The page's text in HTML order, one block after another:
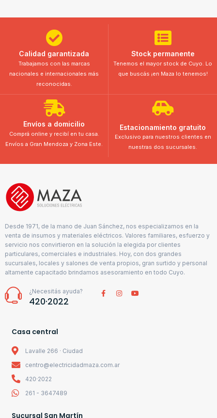
Calidad garantizada
Trabajamos con las marcas
nacionales e internacionales más
reconocidas.
Stock permanente
Tenemos el mayor stock de Cuyo. Lo
que buscás ¡en Maza lo tenemos!
Envíos a domicilio
Comprá online y recibí en tu casa.
Envíos a Gran Mendoza y Zona Este.
Estacionamiento gratuito
Exclusivo para nuestros clientes en
nuestras dos sucursales.
Desde 1971, de la mano de Juan Sánchez, nos especializamos en la
venta de insumos y materiales eléctricos. Valores familiares, esfuerzo y
servicio nos convirtieron en la solución la elegida por clientes
particulares, comerciales e industriales. Hoy, con dos grandes
sucursales, locales y salones de venta propios, gran surtido y personal
altamente capacitado brindamos asesoramiento en todo Cuyo.
¿Necesitás ayuda?
420·2022
Casa central
Lavalle 266 · Ciudad
centro@electricidadmaza.com.ar
420·2022
261 - 3647489
Sucursal San Martín